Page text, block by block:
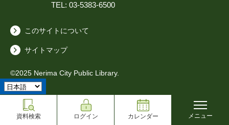
TEL: 03-5383-6500
このサイトについて
サイトマップ
©2025 Nerima City Public Library.
資料検索 ログイン カレンダー メニュー